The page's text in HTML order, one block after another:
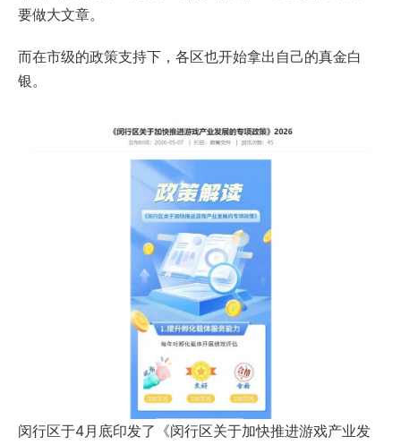
要做大文章。
而在市级的政策支持下，各区也开始拿出自己的真金白
银。
闵行区于4月底印发了《闵行区关于加快推进游戏产业发